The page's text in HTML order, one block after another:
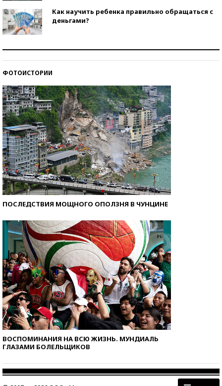
Как научить ребенка правильно обращаться с
деньгами?
ФОТОИСТОРИИ
ПОСЛЕДСТВИЯ МОЩНОГО ОПОЛЗНЯ В ЧУНЦИНЕ
ВОСПОМИНАНИЯ НА ВСЮ ЖИЗНЬ. МУНДИАЛЬ
ГЛАЗАМИ БОЛЕЛЬЩИКОВ